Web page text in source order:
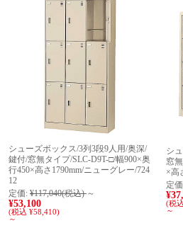
シューズボックス/3列3段9人用/奥深/
鍵付/窓無タイプ/SLC-D9T-□/幅900×奥
行450×高さ1790mm/ニューグレー/724
12
定価: ¥117,040(税込) ～
¥53,100
(税込 ¥58,410)
～
シ
窓
×高
定
(税
～